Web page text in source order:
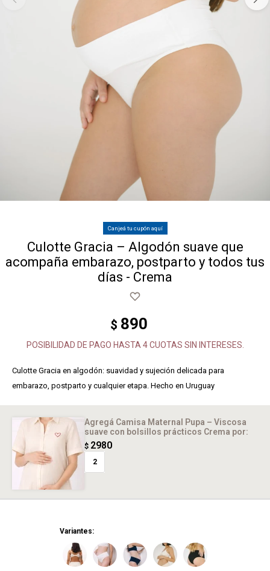
Canjeá tu cupón aquí
Culotte Gracia – Algodón suave que
acompaña embarazo, postparto y todos tus
días - Crema
$ 890
POSIBILIDAD DE PAGO HASTA 4 CUOTAS SIN INTERESES.
Culotte Gracia en algodón: suavidad y sujeción delicada para
embarazo, postparto y cualquier etapa. Hecho en Uruguay
Agregá Camisa Maternal Pupa – Viscosa
suave con bolsillos prácticos Crema por:
$ 2980
2
Variantes: